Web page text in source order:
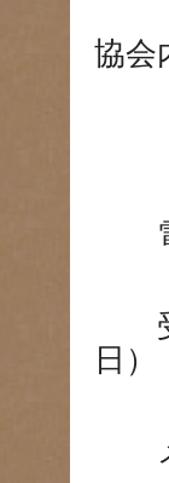
（
協会
電
受
日）